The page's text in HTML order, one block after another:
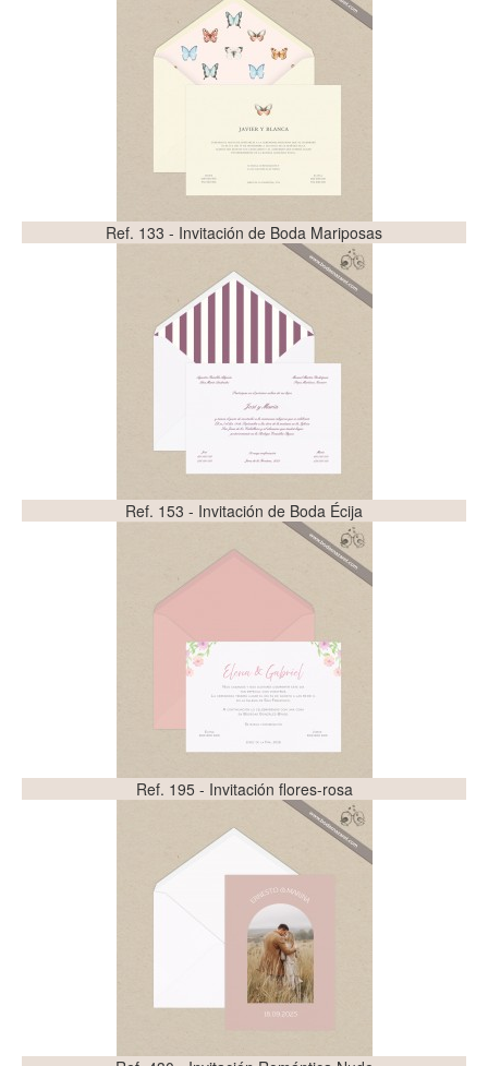
Ref. 133 - Invitación de Boda Mariposas
Ref. 153 - Invitación de Boda Écija
Ref. 195 - Invitación flores-rosa